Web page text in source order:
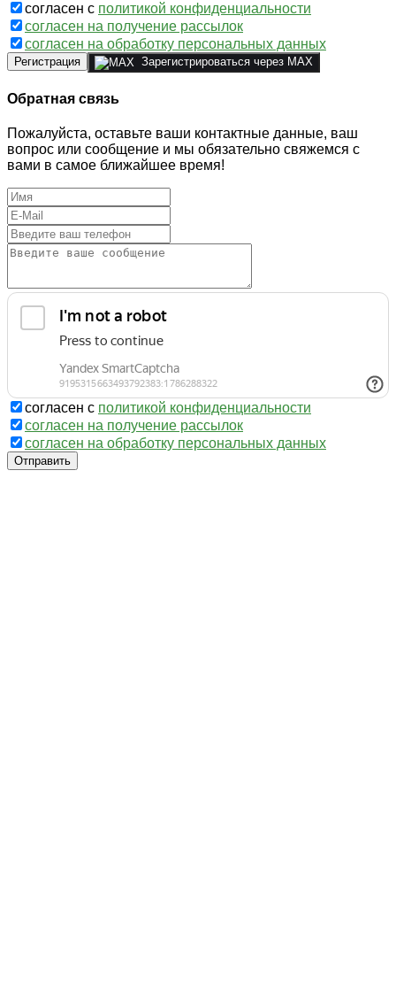
согласен с политикой конфиденциальности
согласен на получение рассылок
согласен на обработку персональных данных
Регистрация Зарегистрироваться через MAX
Обратная связь
Пожалуйста, оставьте ваши контактные данные, ваш
вопрос или сообщение и мы обязательно свяжемся с
вами в самое ближайшее время!
согласен с политикой конфиденциальности
согласен на получение рассылок
согласен на обработку персональных данных
Отправить